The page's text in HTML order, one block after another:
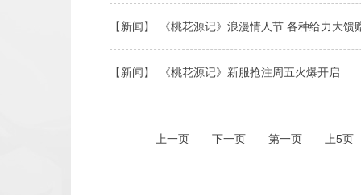
【新闻】 《桃花源记》浪漫情人节 各种给力大馈
【新闻】 《桃花源记》新服抢注周五火爆开启
上一页 下一页 第一页 上5页